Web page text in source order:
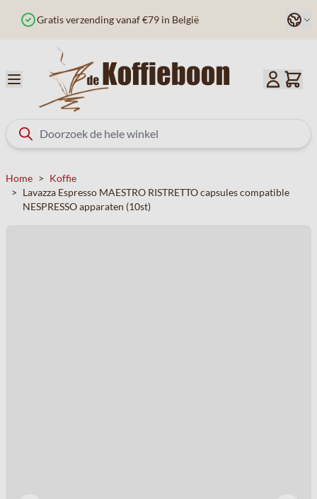
Besteld voor 12u? Vandaag verzonden Taal
Home > Koffie
> Lavazza Espresso MAESTRO RISTRETTO capsules compatible
NESPRESSO apparaten (10st)